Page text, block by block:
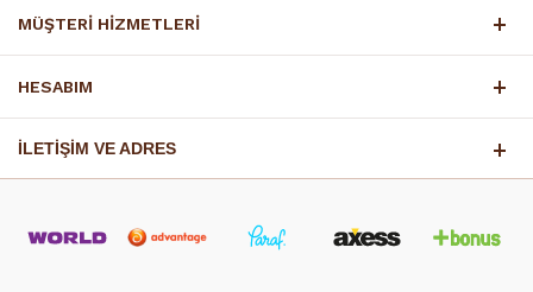
MÜŞTERİ HİZMETLERİ
HESABIM
İLETİŞİM VE ADRES